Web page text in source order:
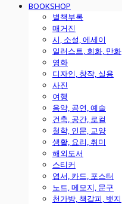
BOOKSHOP
별책부록
매거진
시, 소설, 에세이
일러스트, 회화, 만화
영화
디자인, 창작, 실용
사진
여행
음악, 공연, 예술
건축, 공간, 로컬
철학, 인문, 교양
생활, 요리, 취미
해외도서
스티커
엽서, 카드, 포스터
노트, 메모지, 문구
천가방, 책갈피, 뱃지